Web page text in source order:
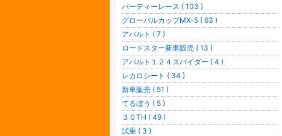
パーティーレース ( 103 )
グローバルカップMX-5 ( 63 )
アバルト ( 7 )
ロードスター新車販売 ( 13 )
アバルト１２４スパイダー ( 4 )
レカロシート ( 34 )
新車販売 ( 51 )
てるぼう ( 5 )
３０TH ( 49 )
試乗 ( 3 )